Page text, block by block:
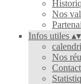
Nos
Infos utiles ▴▾
Nos